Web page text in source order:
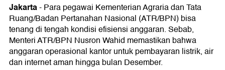
Jakarta-Para pegawai Kementerian Agraria dan Tata
Ruang/Badan Pertanahan Nasional (ATR/BPN) bisa
tenang di tengah kondisi efisiensi anggaran. Sebab,
Menteri ATR/BPN Nusron Wahid memastikan bahwa
anggaran operasional kantor untuk pembayaran listrik, air
dan internet aman hingga bulan Desember.